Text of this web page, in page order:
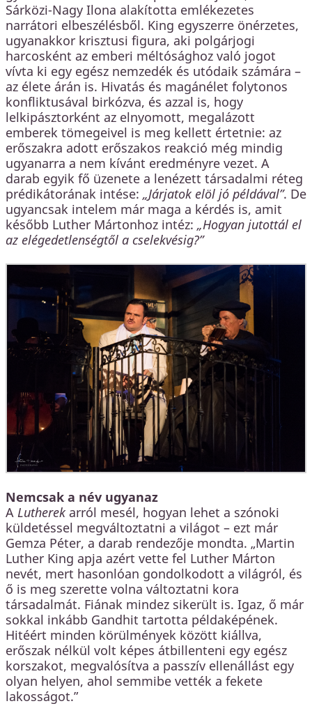
Sárközi-Nagy Ilona alakította emlékezetes
narrátori elbeszélésből. King egyszerre önérzetes,
ugyanakkor krisztusi figura, aki polgárjogi
harcosként az emberi méltósághoz való jogot
vívta ki egy egész nemzedék és utódaik számára –
az élete árán is. Hivatás és magánélet folytonos
konfliktusával birkózva, és azzal is, hogy
lelkipásztorként az elnyomott, megalázott
emberek tömegeivel is meg kellett értetnie: az
erőszakra adott erőszakos reakció még mindig
ugyanarra a nem kívánt eredményre vezet. A
darab egyik fő üzenete a lenézett társadalmi réteg
prédikátorának intése: „Járjatok elöl jó példával”. De
ugyancsak intelem már maga a kérdés is, amit
később Luther Mártonhoz intéz: „Hogyan jutottál el
az elégedetlenségtől a cselekvésig?”
Nemcsak a név ugyanaz
A Lutherek arról mesél, hogyan lehet a szónoki
küldetéssel megváltoztatni a világot – ezt már
Gemza Péter, a darab rendezője mondta. „Martin
Luther King apja azért vette fel Luther Márton
nevét, mert hasonlóan gondolkodott a világról, és
ő is meg szerette volna változtatni kora
társadalmát. Fiának mindez sikerült is. Igaz, ő már
sokkal inkább Gandhit tartotta példaképének.
Hitéért minden körülmények között kiállva,
erőszak nélkül volt képes átbillenteni egy egész
korszakot, megvalósítva a passzív ellenállást egy
olyan helyen, ahol semmibe vették a fekete
lakosságot.”